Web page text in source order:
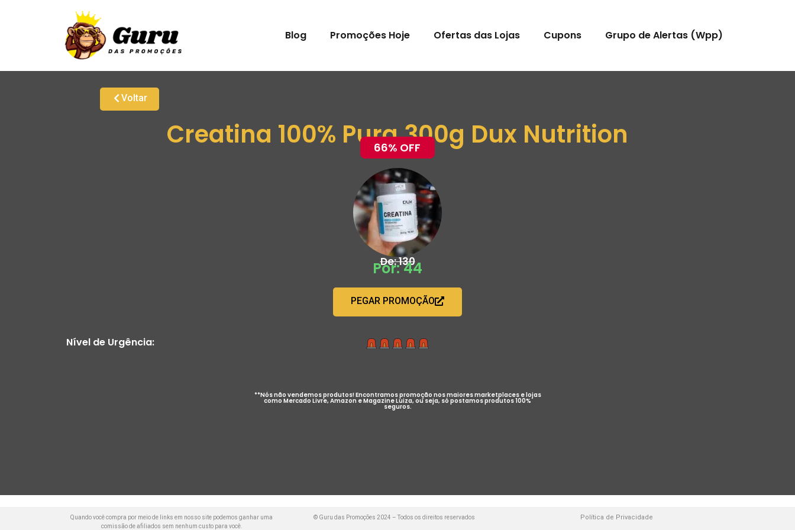
Blog Promoções Hoje Ofertas das Lojas Cupons Grupo de Alertas (Wpp)
Voltar
Creatina 100% Pura 300g Dux Nutrition
66% OFF
De: 130
Por: 44
PEGAR PROMOÇÃO
Nível de Urgência:
**Nós não vendemos produtos! Encontramos promoção nos maiores marketplaces e lojas
como Mercado Livre, Amazon e Magazine Luiza, ou seja, só postamos produtos 100%
seguros.
Quando você compra por meio de links em nosso site podemos ganhar uma
comissão de afiliados sem nenhum custo para você.
© Guru das Promoções 2024 – Todos os direitos reservados Política de Privacidade